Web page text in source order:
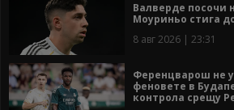
Валверде посочи
Моуриньо стига
8 авг 2026 | 23:31
Ференцварош не
феновете в
контрола срещу